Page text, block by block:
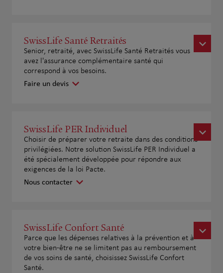
SwissLife Santé Retraités
Senior, retraité, avec SwissLife Santé Retraités vous
avez l'assurance complémentaire santé qui
correspond à vos besoins.
Faire un devis
SwissLife PER Individuel
Choisir de préparer votre retraite dans des conditions
privilégiées. Notre solution SwissLife PER Individuel a
été spécialement développée pour répondre aux
exigences de la loi Pacte.
Nous contacter
SwissLife Confort Santé
Parce que les dépenses relatives à la prévention et à
votre bien-être ne se limitent pas au remboursement
de vos soins de santé, choisissez SwissLife Confort
Santé.